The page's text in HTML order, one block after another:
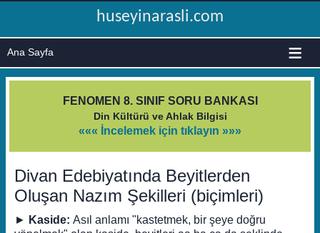
huseyinarasli.com
≡
FENOMEN 8. SINIF SORU BANKASI
Din Kültürü ve Ahlak Bilgisi
««« İncelemek için tıklayın »»»
Divan Edebiyatında Beyitlerden
Oluşan Nazım Şekilleri (biçimleri)
► Kaside: Asıl anlamı "kastetmek, bir şeye doğru